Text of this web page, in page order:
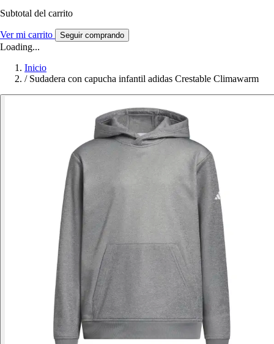
Subtotal del carrito
Ver mi carrito Seguir comprando
Loading...
Inicio
/ Sudadera con capucha infantil adidas Crestable Climawarm